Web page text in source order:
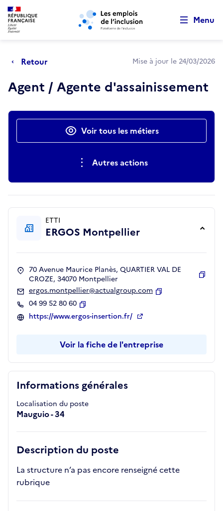
Aller au menu principal Aller au contenu principal
Menu
Retour Mise à jour le 24/03/2026
Agent / Agente d'assainissement
Actions rapidesVoir tous les métiers
Autres actions
Informations générales
Localisation du poste
Mauguio - 34
Description du poste
La structure n’a pas encore renseigné cette
rubrique
ETTI
ERGOS Montpellier
70 Avenue Maurice Planès, QUARTIER VAL DE
CROZE, 34070 Montpellier
ergos.montpellier@actualgroup.com
04 99 52 80 60
Copier
https://www.ergos-insertion.fr/
Voir la fiche de l'entreprise
Retour au début de la page
Panneau de gestion des cookies